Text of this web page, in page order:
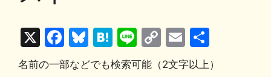
X
F
a
Bl
u
H
at
Li
n
C
o
E
m 有
名前の一部などでも検索可能（2文字以上）